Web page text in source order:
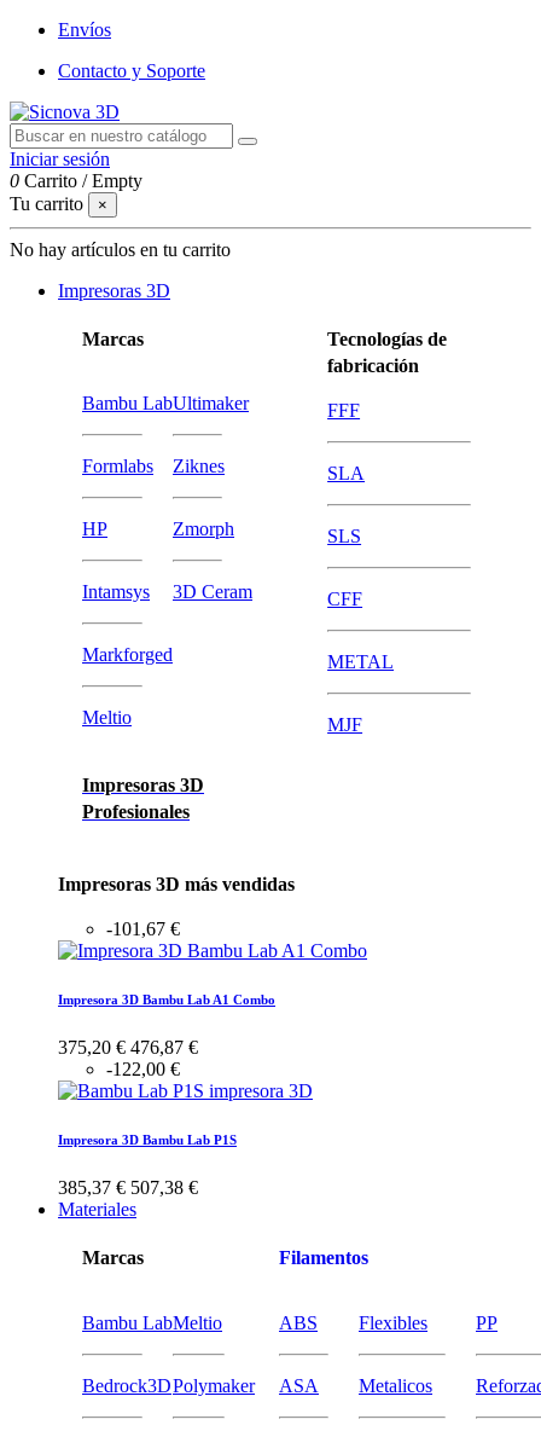
Envíos
Contacto y Soporte
Iniciar sesión
0 Carrito /Empty
Tu carrito
×
No hay artículos en tu carrito
Impresoras 3D
Marcas
Bambu Lab
Formlabs
HP
Intamsys
Markforged
Meltio
Ultimaker
Ziknes
Zmorph
3D Ceram
Impresoras 3D
Profesionales
Tecnologías de
fabricación
FFF
SLA
SLS
CFF
METAL
MJF
Impresoras 3D más vendidas
-101,67 €
Impresora 3D Bambu Lab A1 Combo
375,20 € 476,87 €
-122,00 €
Impresora 3D Bambu Lab P1S
385,37 € 507,38 €
Materiales
Marcas
Bambu Lab
Bedrock3D
Meltio
Polymaker
Filamentos
ABS
ASA
Flexibles
Metalicos
PP